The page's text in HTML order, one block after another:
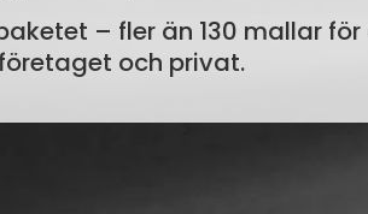
– fler än 130 mallar
och privat.